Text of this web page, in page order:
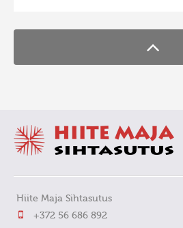
Hiite Maja Sihtasutus
+372 56 686 892